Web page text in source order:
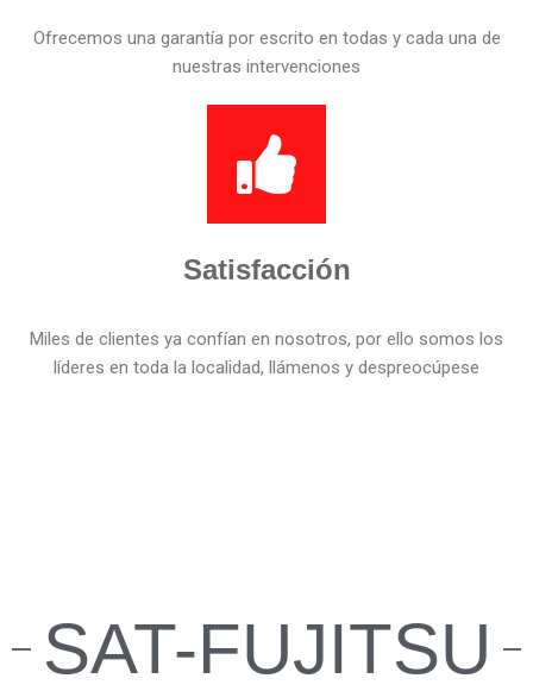
Ofrecemos una garantía por escrito en todas y cada una de
nuestras intervenciones
Satisfacción
Miles de clientes ya confían en nosotros, por ello somos los
líderes en toda la localidad, llámenos y despreocúpese
SAT-FUJITSU